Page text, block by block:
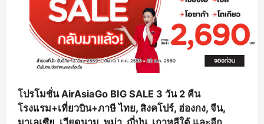
โปรโมชั่น AirAsiaGo BIG SALE 3 วัน 2 คืน
โรงแรม+เที่ยวบิน+ภาษี ไทย, สิงคโปร์, ฮ่องกง, จีน,